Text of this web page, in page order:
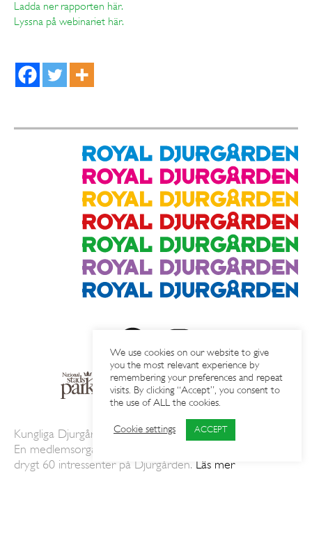
Ladda ner rapporten här.
Lyssna på webinariet här.
Kungliga Djurgårdens Intressenter AB.
En medlemsorganisation som samordnar och engagerar
drygt 60 intressenter på Djurgården. Läs mer
We use cookies on our website to give
you the most relevant experience by
remembering your preferences and repeat
visits. By clicking “Accept”, you consent to
the use of ALL the cookies.
Cookie settings ACCEPT